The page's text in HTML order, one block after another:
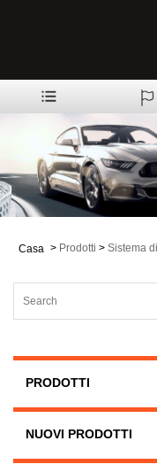
Casa > Prodotti > Sistema
PRODOTTI
NUOVI PRODOTTI